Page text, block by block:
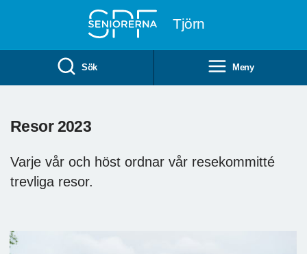
Tjörn
Sök Meny
Resor 2023
Varje vår och höst ordnar vår resekommitté
trevliga resor.